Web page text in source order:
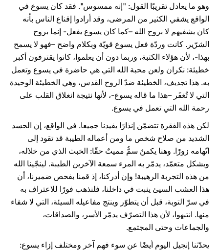
وهو ما يعادل تقريبًا القول: "إنه ممسوس". فقد كان يسوع في
الواقع يشفي الكثير من المرضى، وقد أرادوا إقناع الناس بأنه
كان يشفيهم لا بروح الله –كما كان يسوع يفعل- إنما بروح
الشرّير. كانت وردّة فعل يسوع قويّة وبكلام واضح –فهو لا يسمح
بهذا-، لأن هؤلاء الكتبة، وربما دون أن يعلموا، كانوا يقترفون أكبر
خطيئة: نكران ولعن محبة الله التي هي حاضرة في يسوع وتعمل
به. هذا تجديف، الخطيئة ضدّ الروح القدس، وهي الخطيئة الوحيدة
التي لا تُغفَر –هذا ما قاله يسوع-، لأنها نتيجة انغلاق القلب على
رحمة الله التي تعمل في يسوع.
لكن هذه الفقرة تتضمّن إنذارًا يفيدنا جميعا. في الواقع، إن الحسد
الشديد من صلاح شخص ما ومن أعماله الطيبة قد تقود إلى
اتّهامه زورًا. وهنا يكمنُ سمٌّ مميتٌ حقّا: الخبث الذي من خلاله،
وبشكل متعمّد، يدمّر به المرء سمعة الآخرين الطيبة. لينجّينا الله
من هذه التجربة الرهيبة! وإن أدركنا، إذ قمنا بفحص ضميرنا، أن
هذا العشب السيئ ينبت في داخلنا، فلنذهب فورًا للاعتراف به
في سرّ التوبة، قبل أن يتطوّر وينتج مفاعيله السيئة، التي لا شفاء
منها. انتبهوا، لأن هذا التصرّف يدمّر الأسر، والصداقات،
والجماعات وحتى المجتمع.
يحدّثنا إنجيل اليوم أيضًا عن سوء فهم آخر ومختلف إزاء يسوع: